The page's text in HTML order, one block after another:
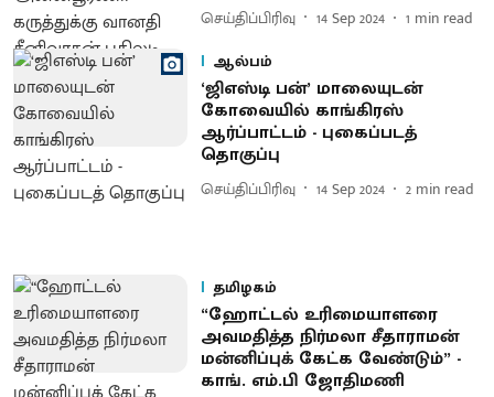
செய்திப்பிரிவு 14 Sep 2024 1 min read
ஆல்பம்
‘ஜிஎஸ்டி பன்’ மாலையுடன்
கோவையில் காங்கிரஸ்
ஆர்ப்பாட்டம் - புகைப்படத்
தொகுப்பு
செய்திப்பிரிவு 14 Sep 2024 2 min read
தமிழகம்
“ஹோட்டல் உரிமையாளரை
அவமதித்த நிர்மலா சீதாராமன்
மன்னிப்புக் கேட்க வேண்டும்” -
காங். எம்.பி ஜோதிமணி